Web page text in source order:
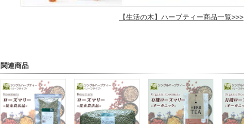
【生活の木】ハーブティー商品一覧>>>
関連商品